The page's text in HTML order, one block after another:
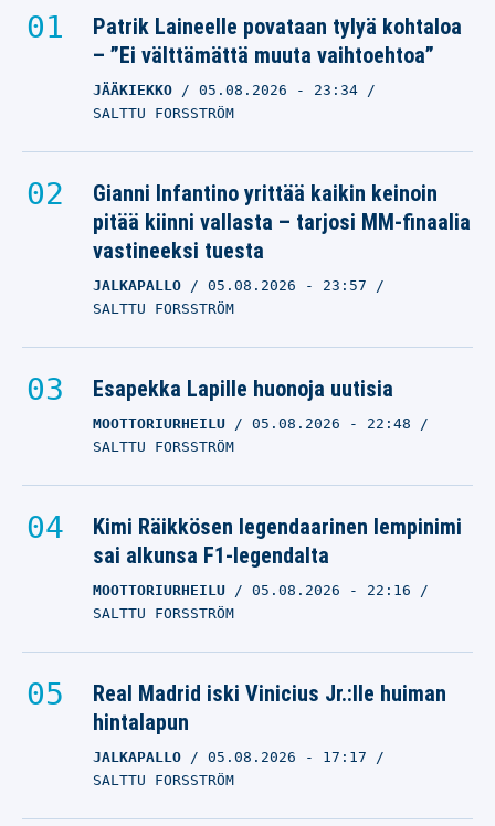
Patrik Laineelle povataan tylyä kohtaloa
– ”Ei välttämättä muuta vaihtoehtoa”
JÄÄKIEKKO 05.08.2026 - 23:34
SALTTU FORSSTRÖM
Gianni Infantino yrittää kaikin keinoin
pitää kiinni vallasta – tarjosi MM-finaalia
vastineeksi tuesta
JALKAPALLO 05.08.2026 - 23:57
SALTTU FORSSTRÖM
Esapekka Lapille huonoja uutisia
MOOTTORIURHEILU 05.08.2026 - 22:48
SALTTU FORSSTRÖM
Kimi Räikkösen legendaarinen lempinimi
sai alkunsa F1-legendalta
MOOTTORIURHEILU 05.08.2026 - 22:16
SALTTU FORSSTRÖM
Real Madrid iski Vinicius Jr.:lle huiman
hintalapun
JALKAPALLO 05.08.2026 - 17:17
SALTTU FORSSTRÖM